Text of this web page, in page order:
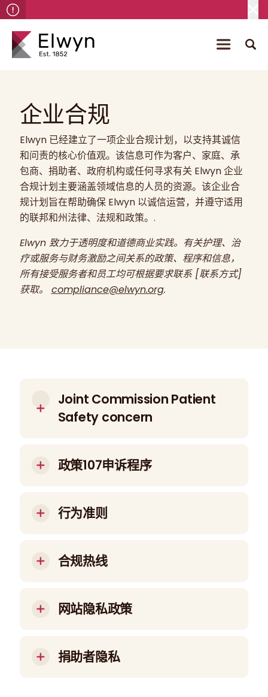
企业合规
Elwyn 已经建立了一项企业合规计划，以支持其诚信
和问责的核心价值观。该信息可作为客户、家庭、承
包商、捐助者、政府机构或任何寻求有关 Elwyn 企业
合规计划主要涵盖领域信息的人员的资源。该企业合
规计划旨在帮助确保 Elwyn 以诚信运营，并遵守适用
的联邦和州法律、法规和政策。.
Elwyn 致力于透明度和道德商业实践。有关护理、治
疗或服务与财务激励之间关系的政策、程序和信息，
所有接受服务者和员工均可根据要求联系 [联系方式]
获取。 compliance@elwyn.org.
Joint Commission Patient
Safety concern
as part of our commitment to providing
safe, high-quality care. Please use the
concern through a web submission form or
by mail.
政策107申诉程序
家长、监护人和/或替代决策者能够就组织的管
理人员提出投诉、担忧和建议，并寻求对以下事
实施计划或服务、组织代表的不当行为或不作
为、计划或设施的可及性、报复行为、资金滥用
作为或情况。.
行为准则
和地方法律以及适用于我们运营的任何合同要求
的承诺，包括参与联邦资助的医疗保健项目的要
业务往来或代表埃尔温（Elwyn）进行业务往来
的每位员工、管理人员、董事、供应商或代理
准则的情况和行为。任何已知或疑似违反准则的
行为必须报告给经理、领导团队成员、企业合规
合规热线
网站隐私政策
意遵守 Elwyn 隐私政策的条款和条件。我们致力
于保护您的隐私，除非您选择向我们提供个人信
捐助者隐私